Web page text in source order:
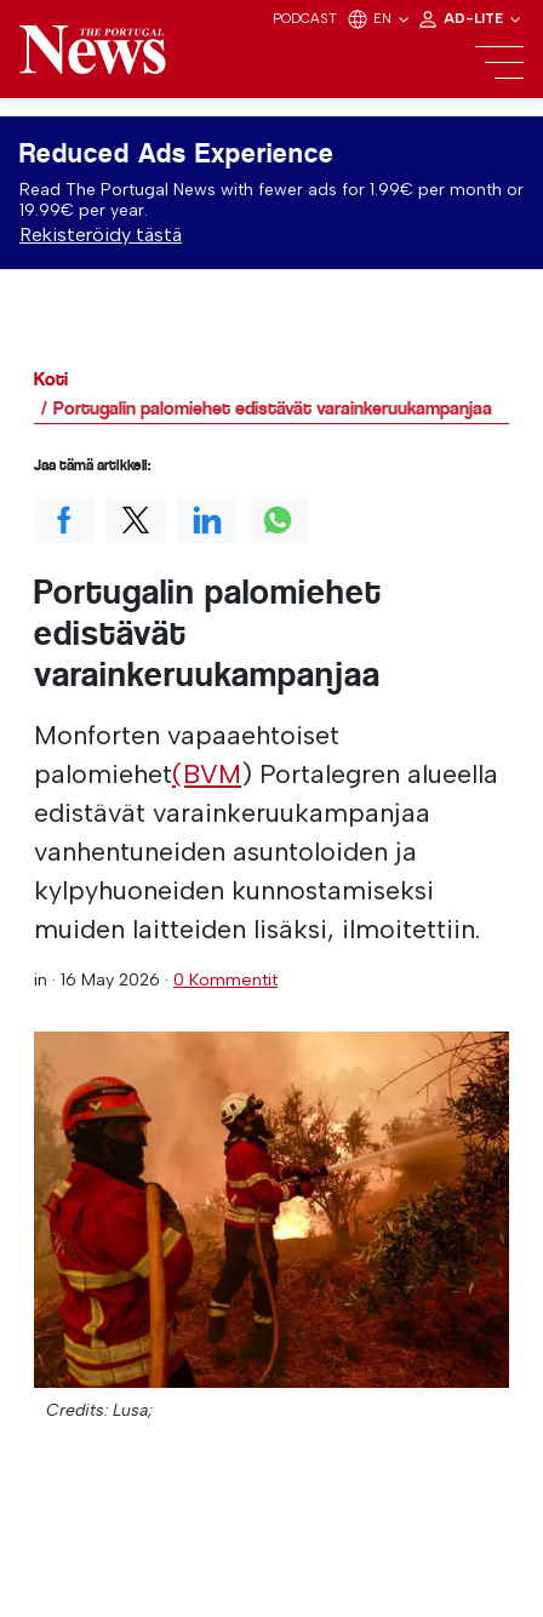
PODCAST EN AD-LITE
Reduced Ads Experience
Read The Portugal News with fewer ads for 1.99€ per month or
19.99€ per year.
Rekisteröidy tästä
Koti
Portugalin palomiehet edistävät varainkeruukampanjaa
Portugalin palomiehet
edistävät
varainkeruukampanjaa
Monforten vapaaehtoiset
palomiehet(BVM) Portalegren alueella
edistävät varainkeruukampanjaa
vanhentuneiden asuntoloiden ja
kylpyhuoneiden kunnostamiseksi
muiden laitteiden lisäksi, ilmoitettiin.
in · 16 May 2026 · 0 Kommentit
Credits: Lusa;
Jaa tämä artikkeli: